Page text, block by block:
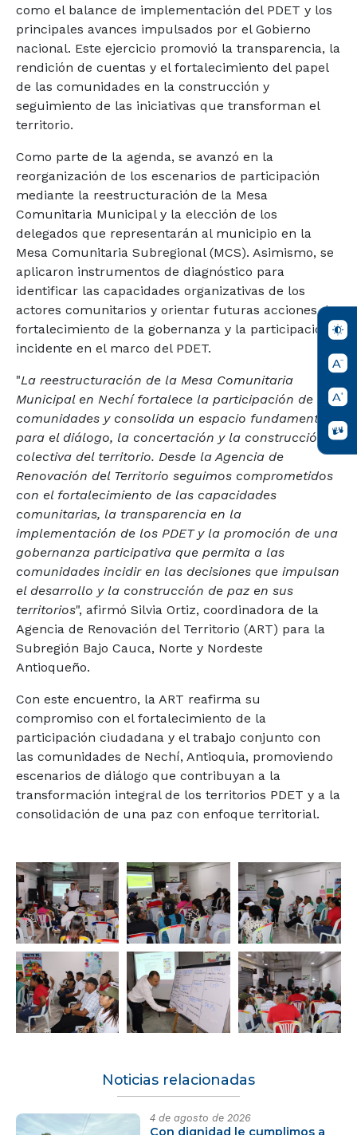
como el balance de implementación del PDET y los
principales avances impulsados por el Gobierno
nacional. Este ejercicio promovió la transparencia, la
rendición de cuentas y el fortalecimiento del papel
de las comunidades en la construcción y
seguimiento de las iniciativas que transforman el
territorio.
Como parte de la agenda, se avanzó en la
reorganización de los escenarios de participación
mediante la reestructuración de la Mesa
Comunitaria Municipal y la elección de los
delegados que representarán al municipio en la
Mesa Comunitaria Subregional (MCS). Asimismo, se
aplicaron instrumentos de diagnóstico para
identificar las capacidades organizativas de los
actores comunitarios y orientar futuras acciones de
fortalecimiento de la gobernanza y la participación
incidente en el marco del PDET.
"La reestructuración de la Mesa Comunitaria
Municipal en Nechí fortalece la participación de las
comunidades y consolida un espacio fundamental
para el diálogo, la concertación y la construcción
colectiva del territorio. Desde la Agencia de
Renovación del Territorio seguimos comprometidos
con el fortalecimiento de las capacidades
comunitarias, la transparencia en la
implementación de los PDET y la promoción de una
gobernanza participativa que permita a las
comunidades incidir en las decisiones que impulsan
el desarrollo y la construcción de paz en sus
territorios", afirmó Silvia Ortiz, coordinadora de la
Agencia de Renovación del Territorio (ART) para la
Subregión Bajo Cauca, Norte y Nordeste
Antioqueño.
Con este encuentro, la ART reafirma su
compromiso con el fortalecimiento de la
participación ciudadana y el trabajo conjunto con
las comunidades de Nechí, Antioquia, promoviendo
escenarios de diálogo que contribuyan a la
transformación integral de los territorios PDET y a la
consolidación de una paz con enfoque territorial.
Noticias relacionadas
4 de agosto de 2026